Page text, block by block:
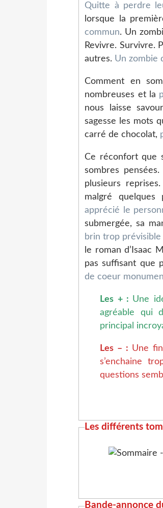
Quitte à perdre
lorsque la
commun. Un
Revivre. Survivre.
autres. Un zombie
Comment en
nombreuses et la
nous laisse
sagesse les mots
carré de chocolat,
Ce réconfort que
sombres
plusieurs reprises.
malgré quelques
apprécié le
submergée, sa
brin trop prévisible
le roman d’Isaac
pas suffisant que
de coeur
Les + : Une
agréable qui
principal
Les – : Une
s’enchaine
questions
Les différents
Bande-annonce